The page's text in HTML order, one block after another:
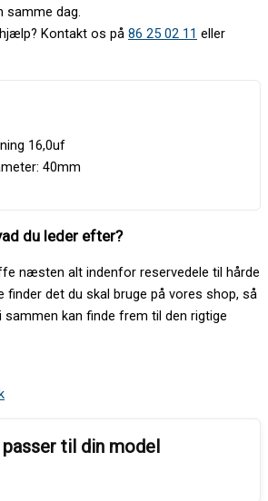
samme dag.
Kontakt os på 86 25 02 11 eller
16,0uf
40mm
du leder efter?
næsten alt indenfor reservedele til hårde
finder det du skal bruge på vores shop, så
sammen kan finde frem til den rigtige